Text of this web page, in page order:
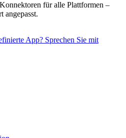
für alle Plattformen –
angepasst.
App? Sprechen Sie mit